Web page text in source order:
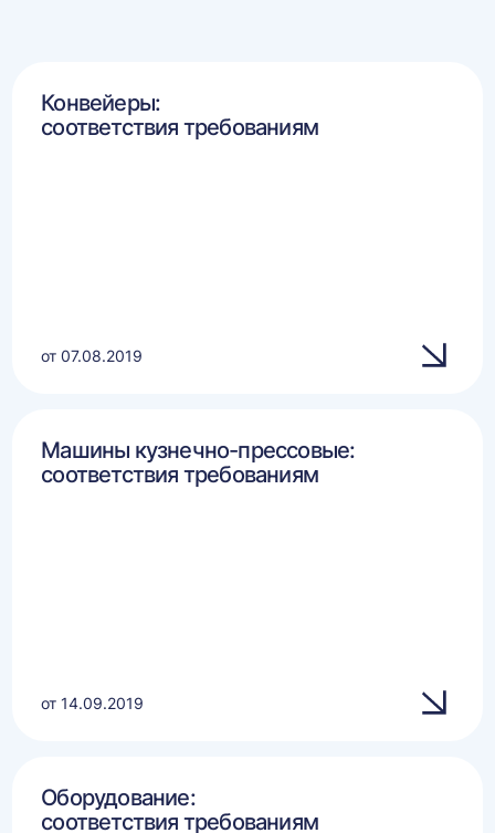
Конвейеры:
соответствия требованиям
от 07.08.2019
Машины кузнечно-прессовые:
соответствия требованиям
от 14.09.2019
Оборудование:
соответствия требованиям